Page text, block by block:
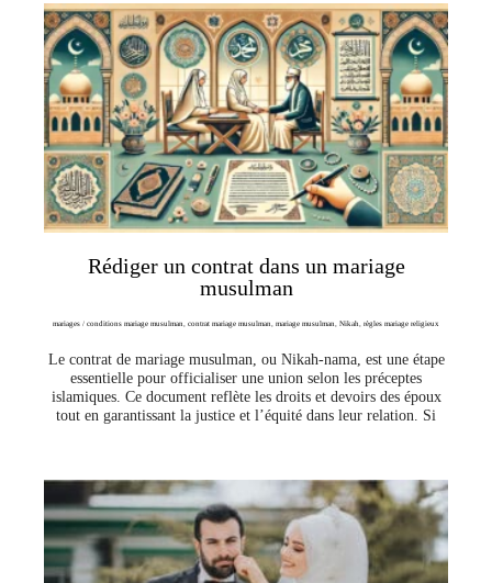
Rédiger un contrat dans un mariage
musulman
mariages / conditions mariage musulman, contrat mariage musulman, mariage musulman, Nikah, règles mariage religieux
Le contrat de mariage musulman, ou Nikah-nama, est une étape
essentielle pour officialiser une union selon les préceptes
islamiques. Ce document reflète les droits et devoirs des époux
tout en garantissant la justice et l’équité dans leur relation. Si